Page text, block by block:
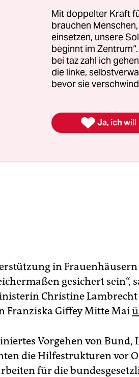
das am Mittwoch als
und Kommunen zum
vorgestellt wurde, soll die
nächsten Legislatur
in
gesichert sein“,
Christine Lambrecht
Franziska Giffey Mitte Mai
Vorgehen von Bund,
die Hilfestrukturen vor
für die
Mit doppelter Kraft
brauchen
einsetzen, unsere
beginnt im
bei taz zahl ich
die linke,
bevor sie
 Ja, ich will